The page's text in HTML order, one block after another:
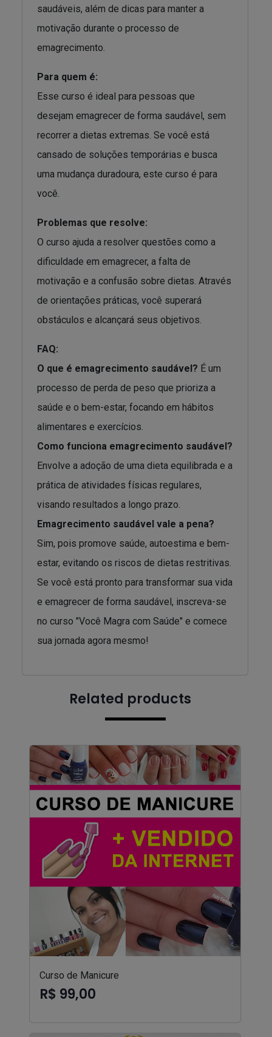
saudáveis, além de dicas para manter a
motivação durante o processo de
emagrecimento.
Para quem é:
Esse curso é ideal para pessoas que
desejam emagrecer de forma saudável, sem
recorrer a dietas extremas. Se você está
cansado de soluções temporárias e busca
uma mudança duradoura, este curso é para
você.
Problemas que resolve:
O curso ajuda a resolver questões como a
dificuldade em emagrecer, a falta de
motivação e a confusão sobre dietas. Através
de orientações práticas, você superará
obstáculos e alcançará seus objetivos.
FAQ:
O que é emagrecimento saudável? É um
processo de perda de peso que prioriza a
saúde e o bem-estar, focando em hábitos
alimentares e exercícios.
Como funciona emagrecimento saudável?
Envolve a adoção de uma dieta equilibrada e a
prática de atividades físicas regulares,
visando resultados a longo prazo.
Emagrecimento saudável vale a pena?
Sim, pois promove saúde, autoestima e bem-
estar, evitando os riscos de dietas restritivas.
Se você está pronto para transformar sua vida
e emagrecer de forma saudável, inscreva-se
no curso "Você Magra com Saúde" e comece
sua jornada agora mesmo!
Related products
Curso de Manicure
R$ 99,00